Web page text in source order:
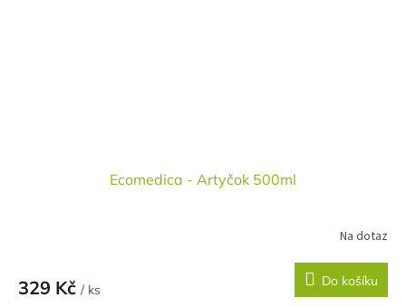
Ecomedica - Artyčok 500ml
Na dotaz
329 Kč / ks
Do košíku